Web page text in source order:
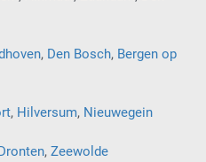
, Den Bosch, Bergen op
, Hilversum, Nieuwegein
, Zeewolde